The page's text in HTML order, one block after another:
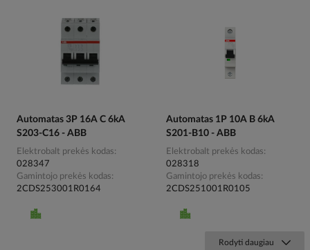
Automatas 3P 16A C 6kA
S203-C16 - ABB
Elektrobalt prekės kodas
028347
Gamintojo prekės kodas
2CDS253001R0164
Automatas 1P 10A B 6kA
S201-B10 - ABB
Elektrobalt prekės kodas
028318
Gamintojo prekės kodas
2CDS251001R0105
Rodyti daugiau